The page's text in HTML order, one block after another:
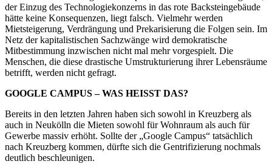
der Einzug des Technologiekonzerns in das rote Backsteingebäude
hätte keine Konsequenzen, liegt falsch. Vielmehr werden
Mietsteigerung, Verdrängung und Prekarisierung die Folgen sein. Im
Netz der kapitalistischen Sachzwänge wird demokratische
Mitbestimmung inzwischen nicht mal mehr vorgespielt. Die
Menschen, die diese drastische Umstrukturierung ihrer Lebensräume
betrifft, werden nicht gefragt.
GOOGLE CAMPUS – WAS HEISST DAS?
Bereits in den letzten Jahren haben sich sowohl in Kreuzberg als
auch in Neukölln die Mieten sowohl für Wohnraum als auch für
Gewerbe massiv erhöht. Sollte der „Google Campus“ tatsächlich
nach Kreuzberg kommen, dürfte sich die Gentrifizierung nochmals
deutlich beschleunigen.